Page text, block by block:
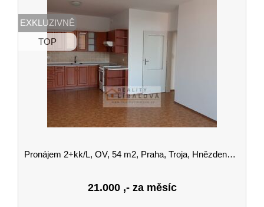
EXKLUZIVNĚ
TOP
Pronájem 2+kk/L, OV, 54 m2, Praha, Troja, Hnězdenská
21.000,- za měsíc